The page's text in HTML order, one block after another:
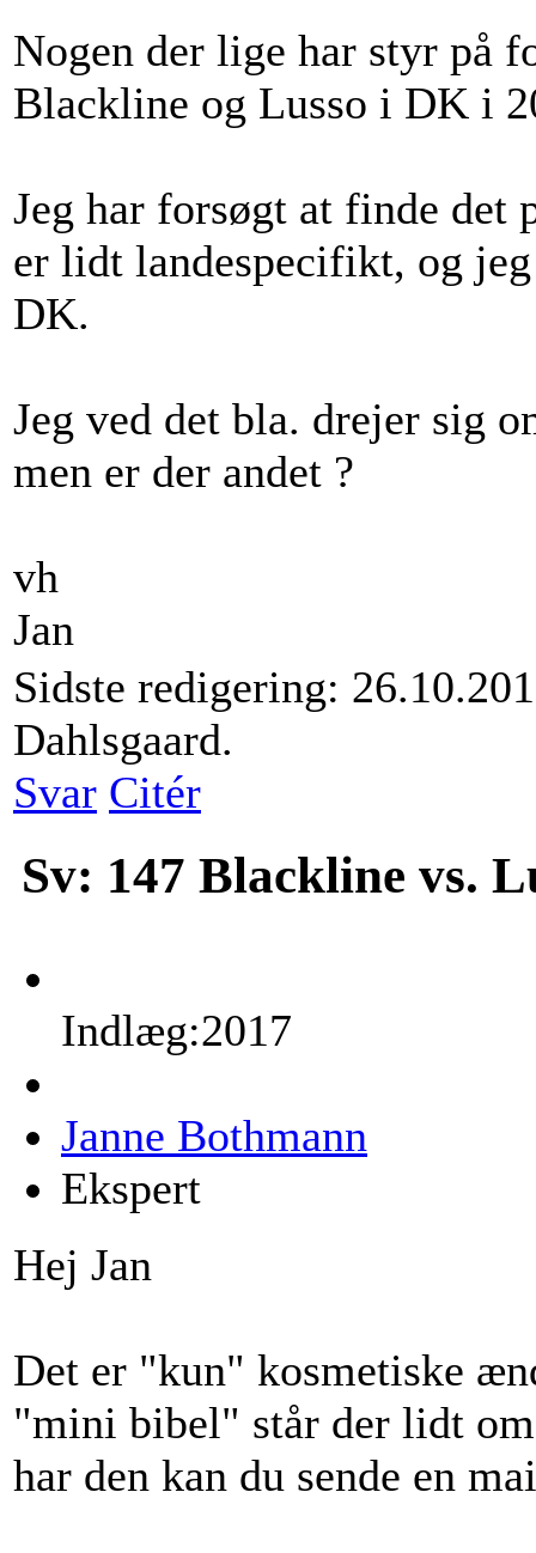
Nogen der lige har styr på
Blackline og Lusso i DK i
Jeg har forsøgt at finde det
er lidt landespecifikt, og
DK.
Jeg ved det bla. drejer sig
men er der andet ?
vh
Jan
Sidste redigering:
Dahlsgaard.
Svar Citér
Sv: 147 Blackline vs.
Indlæg:2017
Janne Bothmann
Ekspert
Hej Jan
Det er "kun" kosmetiske
"mini bibel" står der lidt
har den kan du sende en